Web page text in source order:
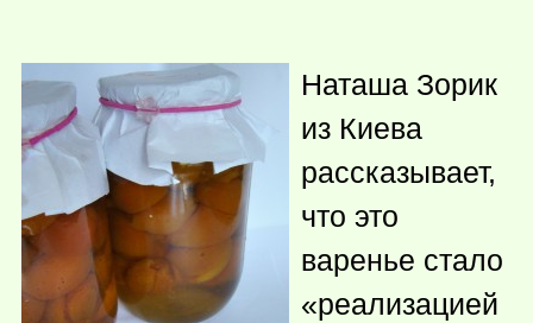
Наташа Зорик
из Киева
рассказывает,
что это
варенье стало
«реализацией